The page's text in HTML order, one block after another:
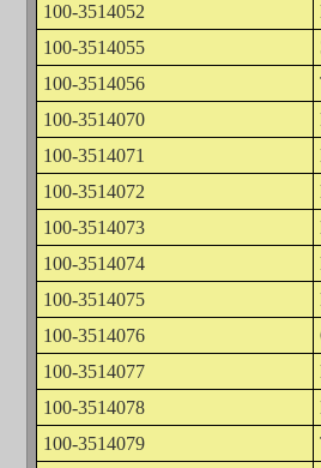
100-3514052
100-3514055
100-3514056
100-3514070
100-3514071
100-3514072
100-3514073
100-3514074
100-3514075
100-3514076
100-3514077
100-3514078
100-3514079